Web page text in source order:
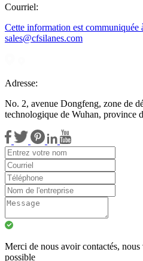
Courriel:
Cette information est communiquée
sales@cfsilanes.com
Adresse:
No. 2, avenue Dongfeng, zone de
technologique de Wuhan, province
Merci de nous avoir contactés,
possible